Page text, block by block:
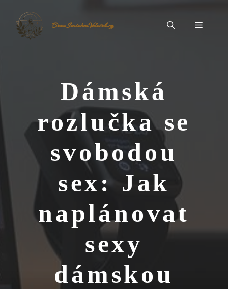
obsah
BrnoSvatebníVeletrh.cz Menu
Dámská
rozlučka se
svobodou
sex: Jak
naplánovat
sexy
dámskou